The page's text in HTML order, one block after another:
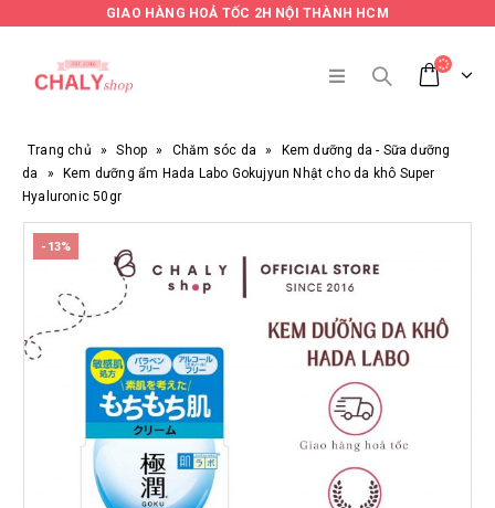
GIAO HÀNG HOẢ TỐC 2H NỘI THÀNH HCM
Trang chủ » Shop » Chăm sóc da »
Kem dưỡng da - Sữa dưỡng
da
»
Kem dưỡng ẩm Hada Labo Gokujyun Nhật cho da khô Super
Hyaluronic 50gr
-13%